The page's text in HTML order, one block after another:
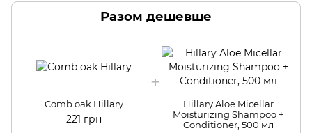
Разом дешевше
Comb oak Hillary
221 грн
Hillary Aloe Micellar
Moisturizing Shampoo +
Conditioner, 500 мл